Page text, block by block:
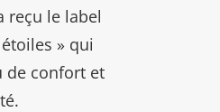
reçu le label
» qui
de confort et